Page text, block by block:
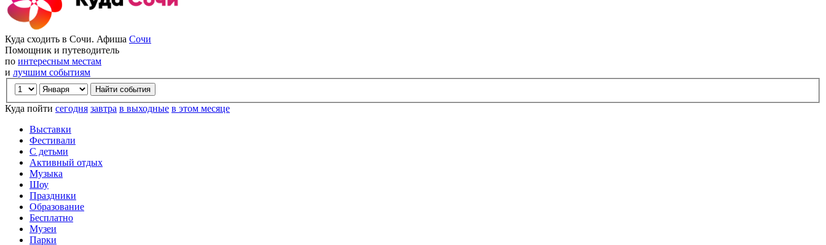
Куда сходить в Сочи. Афиша Сочи
Помощник и путеводитель
по интересным местам
и лучшим событиям
Куда пойти сегодня завтра в выходные в этом месяце
Выставки
Фестивали
С детьми
Активный отдых
Музыка
Шоу
Праздники
Образование
Бесплатно
Музеи
Парки